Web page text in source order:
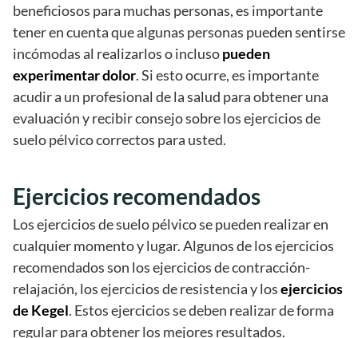
beneficiosos para muchas personas, es importante
tener en cuenta que algunas personas pueden sentirse
incómodas al realizarlos o inclusopueden
experimentar dolor. Si esto ocurre, es importante
acudir a un profesional de la salud para obtener una
evaluación y recibir consejo sobre los ejercicios de
suelo pélvico correctos para usted.
Ejercicios recomendados
Los ejercicios de suelo pélvico se pueden realizar en
cualquier momento y lugar. Algunos de los ejercicios
recomendados son los ejercicios de contracción-
relajación, los ejercicios de resistencia y losejercicios
de Kegel. Estos ejercicios se deben realizar de forma
regular para obtener los mejores resultados.